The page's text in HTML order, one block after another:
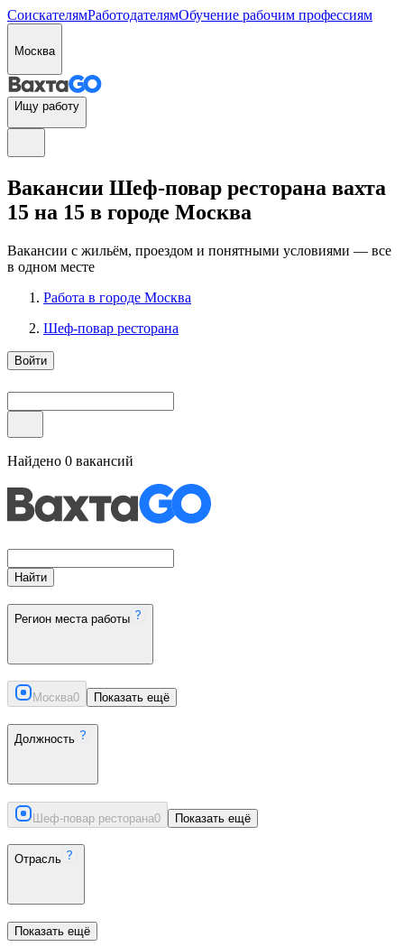
СоискателямРаботодателямОбучение рабочим профессиям
Москва
Ищу работу
Вакансии Шеф-повар ресторана вахта
15 на 15 в городе Москва
Вакансии с жильём, проездом и понятными условиями — все
в одном месте
Работа в городе Москва
Шеф-повар ресторана
Войти
Найдено 0 вакансий
Найти
Регион места работы
Москва0 Показать ещё
Должность
Шеф-повар ресторана0 Показать ещё
Отрасль
Показать ещё